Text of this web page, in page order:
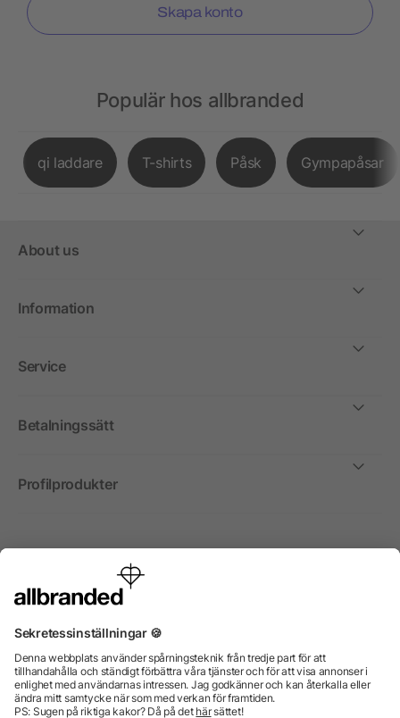
Skapa konto
Populär hos allbranded
qi laddare T-shirts Påsk Gympapåsar
About us
Information
Service
Betalningssätt
Profilprodukter
Internationellt